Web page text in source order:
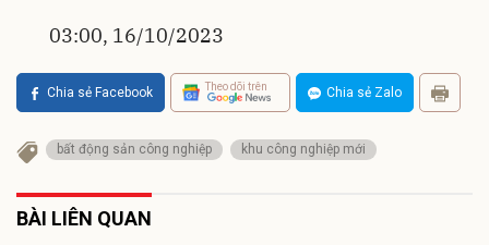
03:00, 16/10/2023
Chia sẻ Facebook Theo dõi trên Chia sẻ Zalo
bất động sản công nghiệp khu công nghiệp mới
BÀI LIÊN QUAN